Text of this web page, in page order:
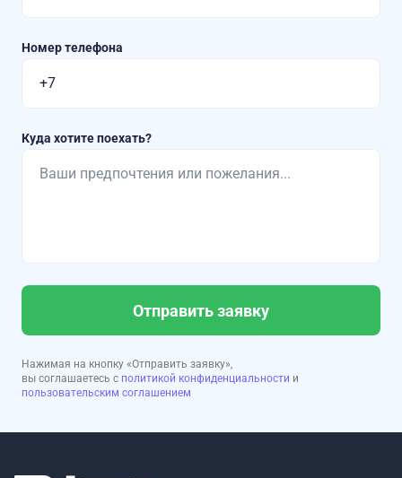
Номер телефона
Куда хотите поехать?
Отправить заявку
Нажимая на кнопку «Отправить заявку»,
вы соглашаетесь с политикой конфиденциальности и
пользовательским соглашением